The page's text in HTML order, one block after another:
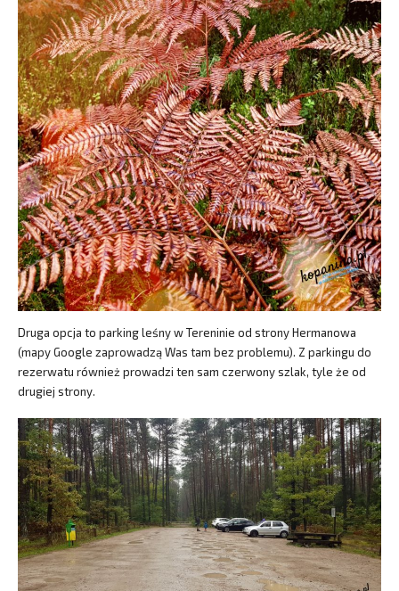
Druga opcja to parking leśny w Tereninie od strony Hermanowa
(mapy Google zaprowadzą Was tam bez problemu). Z parkingu do
rezerwatu również prowadzi ten sam czerwony szlak, tyle że od
drugiej strony.